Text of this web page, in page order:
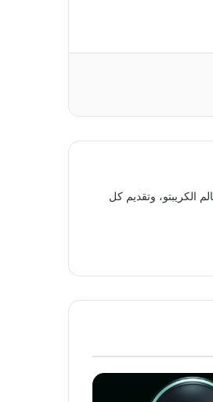
الكريبتو، وتقديم كل